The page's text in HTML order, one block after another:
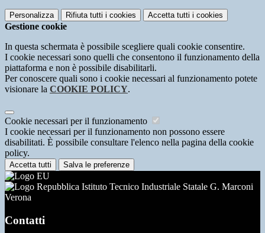
Personalizza Rifiuta tutti i cookies Accetta tutti i cookies
Gestione cookie
In questa schermata è possibile scegliere quali cookie consentire.
I cookie necessari sono quelli che consentono il funzionamento della
piattaforma e non è possibile disabilitarli.
Per conoscere quali sono i cookie necessari al funzionamento potete
visionare la COOKIE POLICY.
Cookie necessari per il funzionamento
I cookie necessari per il funzionamento non possono essere
disabilitati. È possibile consultare l'elenco nella pagina della cookie
policy.
Accetta tutti Salva le preferenze
Istituto Tecnico Industriale Statale G. Marconi
Verona
Contatti